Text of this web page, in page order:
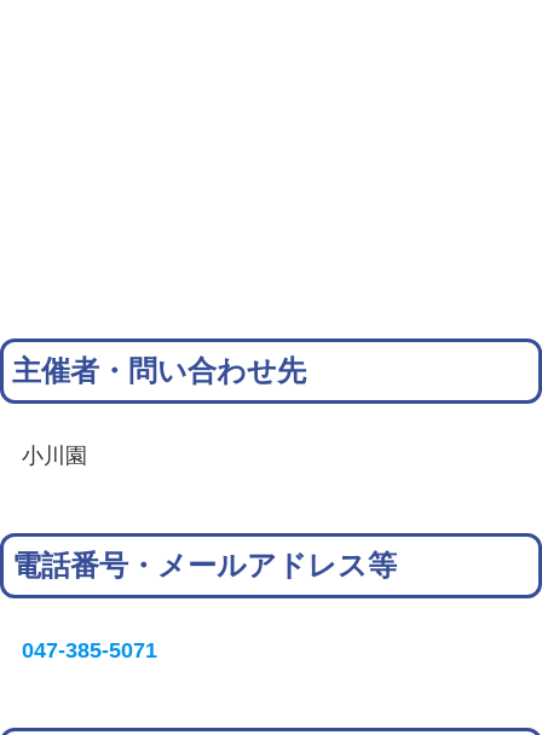
主催者・問い合わせ先
小川園
電話番号・メールアドレス等
047-385-5071